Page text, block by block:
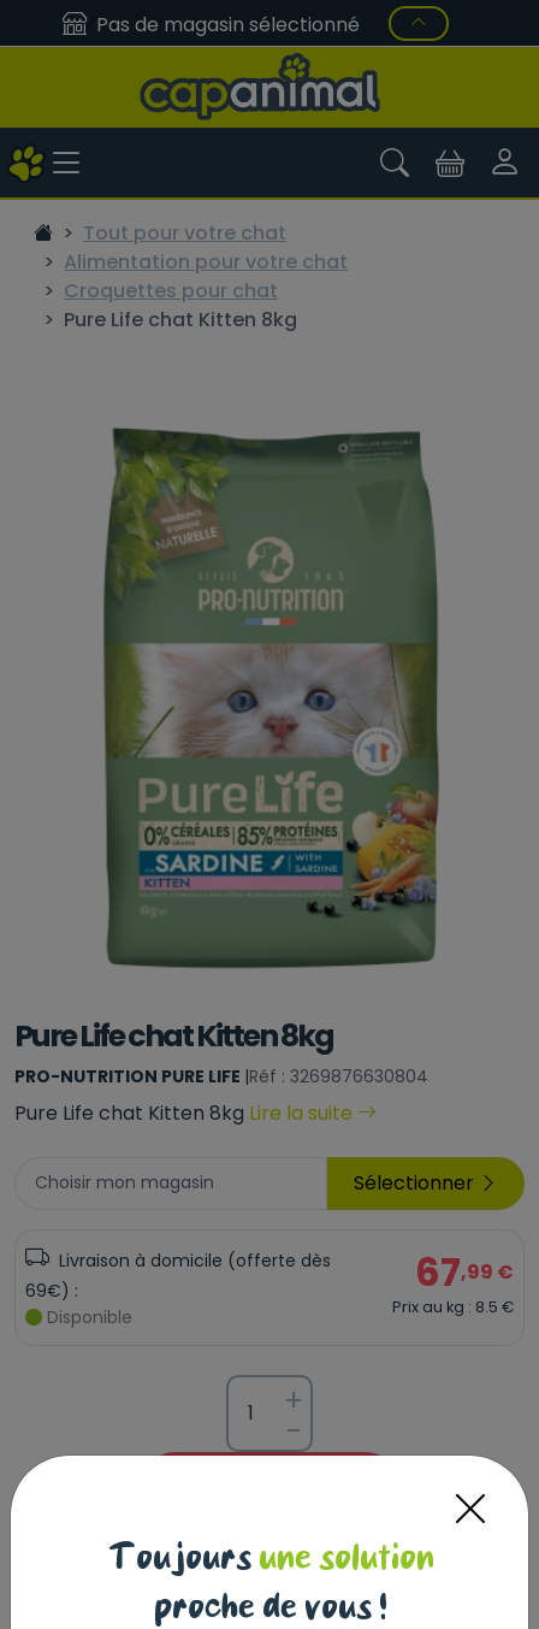
Pas de magasin sélectionné
Tout pour votre chat
Alimentation pour votre chat
Croquettes pour chat
Pure Life chat Kitten 8kg
Pure Life chat Kitten 8kg
PRO-NUTRITION PURE LIFE |Réf : 3269876630804
Pure Life chat Kitten 8kg Lire la suite
Choisir mon magasin Sélectionner
Livraison à domicile (offerte dès
69€) :
Disponible
67,99 €
Prix au kg : 8.5 €
+
-
Laisser un avis
Toujours une solution
proche de vous !